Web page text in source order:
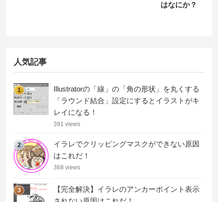
はなにか？
人気記事
1
Illustratorの「線」の「角の形状」を丸くする
「ラウンド結合」設定にするとイラストがキ
レイになる！
391 views
2
イラレでクリッピングマスクができない原因
はこれだ！
368 views
3
【完全解決】イラレのアンカーポイント表示